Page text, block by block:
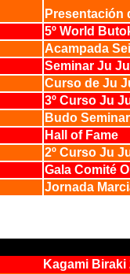
Presentación
5º World
Acampada
Seminar Ju
Curso de Ju
3º Curso Ju
Budo
Hall of Fame
2º Curso Ju
Gala Comité
Jornada
Kagami Biraki